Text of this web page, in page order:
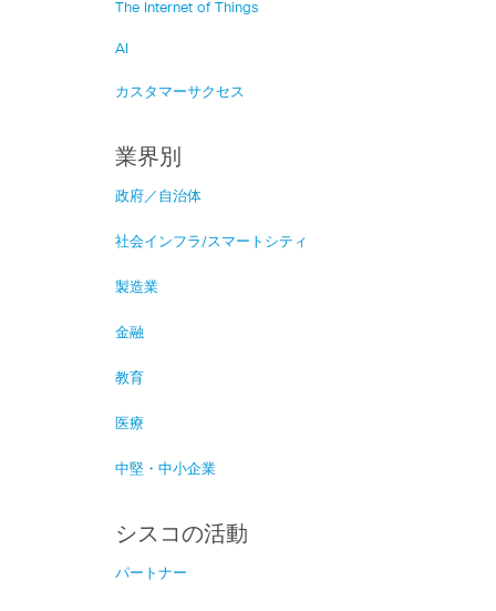
The Internet of Things
AI
カスタマーサクセス
業界別
政府／自治体
社会インフラ/スマートシティ
製造業
金融
教育
医療
中堅・中小企業
シスコの活動
パートナー